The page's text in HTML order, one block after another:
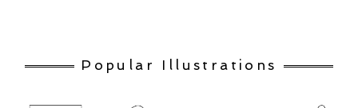
Popular Illustrations